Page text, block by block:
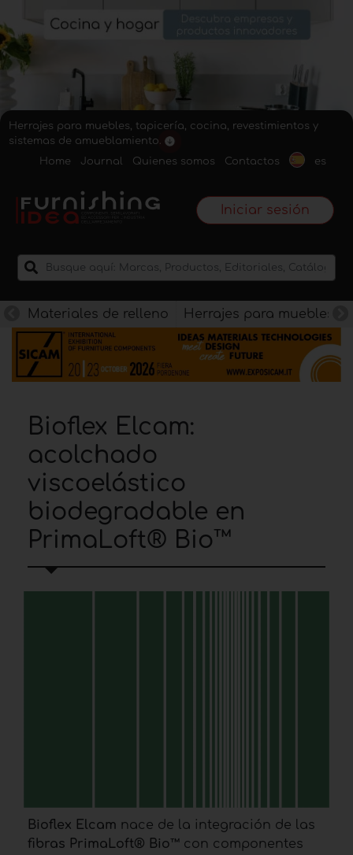
Herrajes para muebles, tapicería, cocina, revestimientos y
sistemas de amueblamiento.
Home
Journal Quienes somos Contactos es
Iniciar sesión
Materiales de relleno Herrajes para muebles
Bioflex Elcam:
acolchado
viscoelástico
biodegradable en
PrimaLoft® Bio™
Bioflex Elcam nace de la integración de las
fibras PrimaLoft® Bio™ con componentes